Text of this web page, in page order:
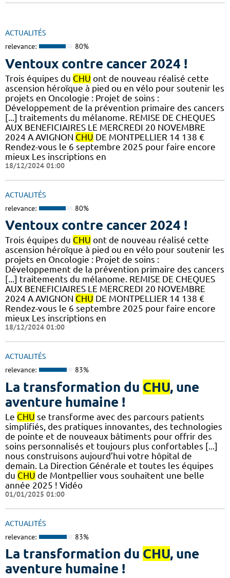
ACTUALITÉS
relevance: 80%
Ventoux contre cancer 2024 !
​​​Trois équipes du CHU ont de nouveau réalisé cette
ascension héroïque à pied ou en vélo pour soutenir les
projets en Oncologie : Projet de soins :
Développement de la prévention primaire des cancers
[...] traitements du mélanome. REMISE DE CHEQUES
AUX BENEFICIAIRES LE MERCREDI 20 NOVEMBRE
2024 A AVIGNON CHU DE MONTPELLIER 14 138 €
Rendez-vous le 6 septembre 2025 pour faire encore
mieux Les inscriptions en
18/12/2024 01:00
ACTUALITÉS
relevance: 80%
Ventoux contre cancer 2024 !
​​​Trois équipes du CHU ont de nouveau réalisé cette
ascension héroïque à pied ou en vélo pour soutenir les
projets en Oncologie : Projet de soins :
Développement de la prévention primaire des cancers
[...] traitements du mélanome. REMISE DE CHEQUES
AUX BENEFICIAIRES LE MERCREDI 20 NOVEMBRE
2024 A AVIGNON CHU DE MONTPELLIER 14 138 €
Rendez-vous le 6 septembre 2025 pour faire encore
mieux Les inscriptions en
18/12/2024 01:00
ACTUALITÉS
relevance: 83%
La transformation du CHU, une
aventure humaine !
Le CHU se transforme avec des parcours patients
simplifiés, des pratiques innovantes, des technologies
de pointe et de nouveaux bâtiments pour offrir des
soins personnalisés et toujours plus confortables [...]
nous construisons aujourd’hui votre hôpital de
demain. La Direction Générale et toutes les équipes
du CHU de Montpellier vous souhaitent une belle
année 2025 ! Vidéo
01/01/2025 01:00
ACTUALITÉS
relevance: 83%
La transformation du CHU, une
aventure humaine !